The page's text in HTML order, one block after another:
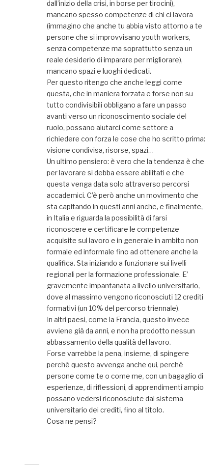
dall’inizio della crisi, in borse per tirocini),
mancano spesso competenze di chi ci lavora
(immagino che anche tu abbia visto attorno a te
persone che si improvvisano youth workers,
senza competenze ma soprattutto senza un
reale desiderio di imparare per migliorare),
mancano spazi e luoghi dedicati.
Per questo ritengo che anche leggi come
questa, che in maniera forzata e forse non su
tutto condivisibili obbligano a fare un passo
avanti verso un riconoscimento sociale del
ruolo, possano aiutarci come settore a
richiedere con forza le cose che ho scritto prima:
visione condivisa, risorse, spazi…
Un ultimo pensiero: è vero che la tendenza è che
per lavorare si debba essere abilitati e che
questa venga data solo attraverso percorsi
accademici. C’è però anche un movimento che
sta capitando in questi anni anche, e finalmente,
in Italia e riguarda la possibilità di farsi
riconoscere e certificare le competenze
acquisite sul lavoro e in generale in ambito non
formale ed informale fino ad ottenere anche la
qualifica. Sta iniziando a funzionare sui livelli
regionali per la formazione professionale. E’
gravemente impantanata a livello universitario,
dove al massimo vengono riconosciuti 12 crediti
formativi (un 10% del percorso triennale).
In altri paesi, come la Francia, questo invece
avviene già da anni, e non ha prodotto nessun
abbassamento della qualità del lavoro.
Forse varrebbe la pena, insieme, di spingere
perché questo avvenga anche qui, perché
persone come te o come me, con un bagaglio di
esperienze, di riflessioni, di apprendimenti ampio
possano vedersi riconosciute dal sistema
universitario dei crediti, fino al titolo.
Cosa ne pensi?